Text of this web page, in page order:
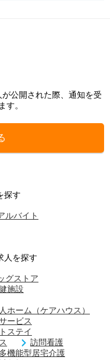
公開された際、通知を受
す。
探す
ルバイト
人を探す
グストア
施設
ホーム（ケアハウス）
ービス
ステイ
訪問看護
機能型居宅介護